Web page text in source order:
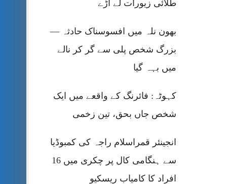
طلائی زیورات لے اڑے
بھون نلہ میں افسوسناک حادثہ —
بزرگ شخص پلی سے گر کر نالے
میں بہہ گیا
کہوٹہ: فائرنگ کے واقعے میں ایک
شخص جاں بحق، تین زخمی
انجینئر قمراسلام راجہ کی کمبوڈیا
سے ہنگامی کال پر چکری میں 16
افراد کا کامیاب ریسکیو